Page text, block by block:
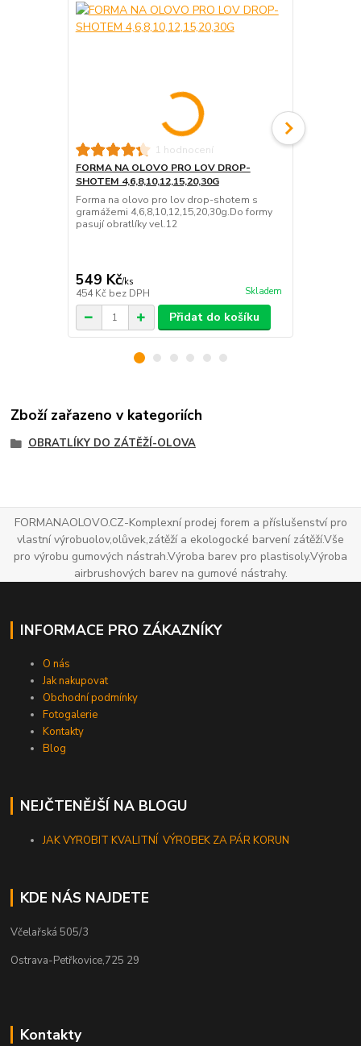
1 hodnocení
FORMA NA OLOVO PRO LOV DROP-
SHOTEM 4,6,8,10,12,15,20,30G
Forma na olovo pro lov drop-shotem s
gramážemi 4,6,8,10,12,15,20,30g.Do formy
pasují obratlíky vel.12
549 Kč/ks
454 Kč bez DPH Skladem
Přidat do košíku
Zboží zařazeno v kategoriích
OBRATLÍKY DO ZÁTĚŽÍ-OLOVA
FORMANAOLOVO.CZ-Komplexní prodej forem a příslušenství pro
vlastní výrobuolov,olůvek,zátěží a ekologocké barvení zátěží.Vše
pro výrobu gumových nástrah.Výroba barev pro plastisoly.Výroba
airbrushových barev na gumové nástrahy.
INFORMACE PRO ZÁKAZNÍKY
O nás
Jak nakupovat
Obchodní podmínky
Fotogalerie
Kontakty
Blog
NEJČTENĚJŠÍ NA BLOGU
JAK VYROBIT KVALITNÍ VÝROBEK ZA PÁR KORUN
KDE NÁS NAJDETE
Včelařská 505/3
Ostrava-Petřkovice,725 29
Kontakty